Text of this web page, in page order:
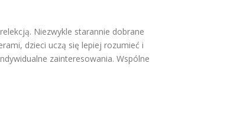
Niezwykle starannie dobrane
dzieci uczą się lepiej rozumieć i
zainteresowania. Wspólne